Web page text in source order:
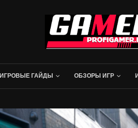
ИГРОВЫЕ ГАЙДЫ ОБЗОРЫ ИГР